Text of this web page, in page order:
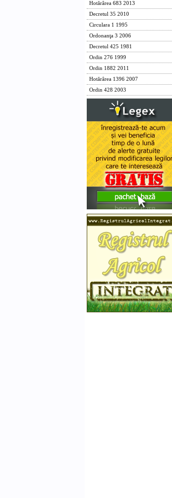
Hotărârea 683 2013
Decretul 35 2010
Circulara 1 1995
Ordonanţa 3 2006
Decretul 425 1981
Ordin 276 1999
Ordin 1882 2011
Hotărârea 1396 2007
Ordin 428 2003